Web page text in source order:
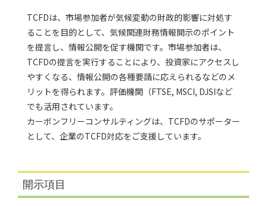
TCFDは、市場参加者が気候変動の財政的影響に対処す
ることを目的として、気候関連財務情報開示のポイント
を提言し、情報公開を促す機関です。市場参加者は、
TCFDの提言を実行することにより、投資家にアクセスし
やすくなる、情報公開の各種要請に応えられるなどのメ
リットを得られます。評価機関（FTSE, MSCI, DJSIなど
でも活用されています。
カーボンフリーコンサルティングは、TCFDのサポーター
として、企業のTCFD対応をご支援しています。
開示項目